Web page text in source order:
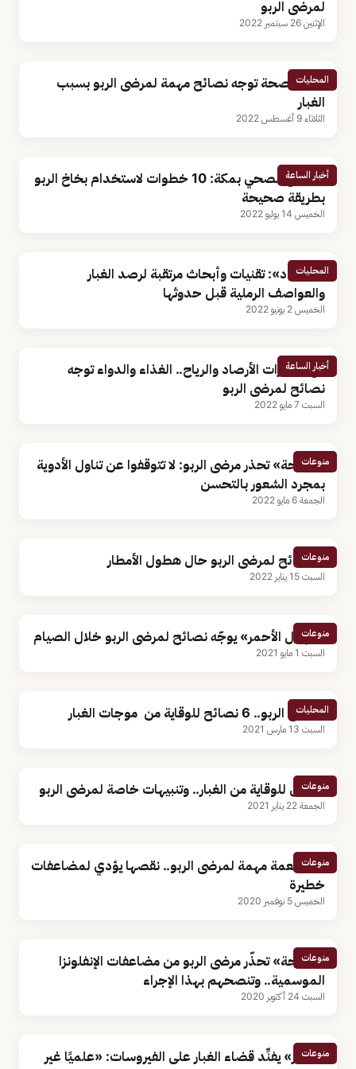
لمرضى الربو
الإثنين 26 سبتمبر 2022
المحليات
وزارة الصحة توجه نصائح مهمة لمرضى الربو بسبب
الغبار
الثلاثاء 9 أغسطس 2022
أخبار الساعة
التجمع الصحي بمكة: 10 خطوات لاستخدام بخاخ الربو
بطريقة صحيحة
الخميس 14 يوليو 2022
المحليات
«الأرصاد»: تقنيات وأبحاث مرتقبة لرصد الغبار
والعواصف الرملية قبل حدوثها
الخميس 2 يونيو 2022
أخبار الساعة
مع تحذيرات الأرصاد والرياح.. الغذاء والدواء توجه
نصائح لمرضى الربو
السبت 7 مايو 2022
منوعات
«الصحة» تحذر مرضى الربو: لا تتوقفوا عن تناول الأدوية
بمجرد الشعور بالتحسن
الجمعة 6 مايو 2022
منوعات
4 نصائح لمرضى الربو حال هطول الأمطار
السبت 15 يناير 2022
منوعات
«الهلال الأحمر» يوجّه نصائح لمرضى الربو خلال الصيام
السبت 1 مايو 2021
المحليات
لمرضى الربو.. 6 نصائح للوقاية من موجات الغبار
السبت 13 مارس 2021
منوعات
3 طرق للوقاية من الغبار.. وتنبيهات خاصة لمرضى الربو
الجمعة 22 يناير 2021
منوعات10 أطعمة مهمة لمرضى الربو.. نقصها يؤدي لمضاعفات
خطيرة
الخميس 5 نوفمبر 2020
منوعات
«الصحة» تحذّر مرضى الربو من مضاعفات الإنفلونزا
الموسمية.. وتنصحهم بهذا الإجراء
السبت 24 أكتوبر 2020
منوعات
«النمر» يفنِّد قضاء الغبار على الفيروسات: «علميًا غير